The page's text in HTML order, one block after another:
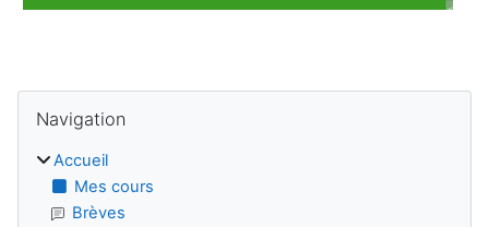
Blocs
Navigation
Accueil
Mes cours
Brèves